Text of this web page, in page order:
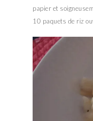
papier et
10 paquets de riz